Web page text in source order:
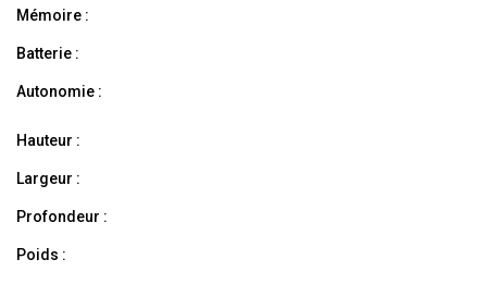
Mémoire :
Batterie :
Autonomie :
Hauteur :
Largeur :
Profondeur :
Poids :